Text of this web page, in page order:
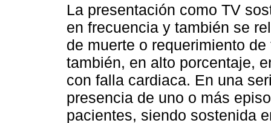
La presentación como TV
en frecuencia y también se
de muerte o requerimiento
también, en alto porcentaje,
con falla cardiaca. En una
presencia de uno o más
pacientes, siendo sostenida